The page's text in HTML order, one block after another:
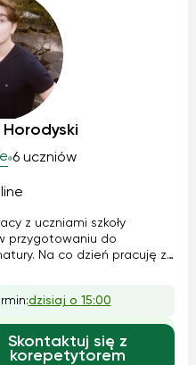
6 uczniów
z uczniami szkoły
przygotowaniu do
Na co dzień pracuję z
zarówno z
jak i z uczniami
dążącymi do wysokich wyników. W trakci...
dzisiaj o 15:00
Skontaktuj się z
korepetytorem